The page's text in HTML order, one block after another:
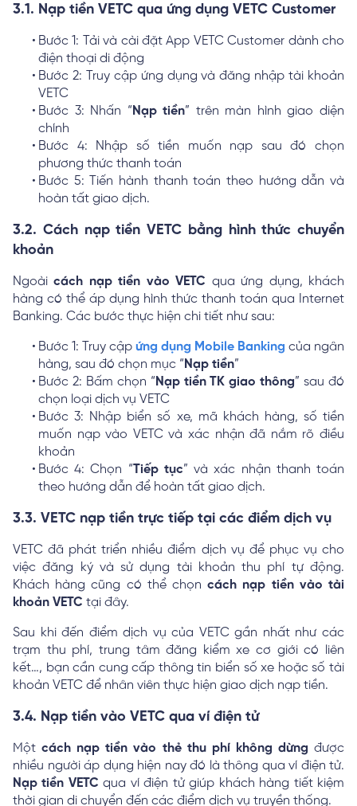
3.1. Nạp tiền VETC qua ứng dụng VETC Customer
Bước 1: Tải và cài đặt App VETC Customer dành cho
điện thoại di động
Bước 2: Truy cập ứng dụng và đăng nhập tài khoản
VETC
Bước 3: Nhấn “ Nạp tiền” trên màn hình giao diện
chính
Bước 4: Nhập số tiền muốn nạp sau đó chọn
phương thức thanh toán
Bước 5: Tiến hành thanh toán theo hướng dẫn và
hoàn tất giao dịch.
3.2. Cách nạp tiền VETC bằng hình thức chuyển
khoản
Ngoàicách nạp tiền vào VETC qua ứng dụng, khách
hàng có thể áp dụng hình thức thanh toán qua Internet
Banking. Các bước thực hiện chi tiết như sau:
Bước 1: Truy cập ứng dụng Mobile Banking của ngân
hàng, sau đó chọn mục “ Nạp tiền”
Bước 2: Bấm chọn “ Nạp tiền TK giao thông” sau đó
chọn loại dịch vụ VETC
Bước 3: Nhập biển số xe, mã khách hàng, số tiền
muốn nạp vào VETC và xác nhận đã nắm rõ điều
khoản
Bước 4: Chọn “Tiếp tục” và xác nhận thanh toán
theo hướng dẫn để hoàn tất giao dịch.
3.3. VETC nạp tiền trực tiếp tại các điểm dịch vụ
VETC đã phát triển nhiều điểm dịch vụ để phục vụ cho
việc đăng ký và sử dụng tài khoản thu phí tự động.
Khách hàng cũng có thể chọncách nạp tiền vào tài
khoản VETC tại đây.
Sau khi đến điểm dịch vụ của VETC gần nhất như các
trạm thu phí, trung tâm đăng kiểm xe cơ giới có liên
kết…, bạn cần cung cấp thông tin biển số xe hoặc số tài
khoản VETC để nhân viên thực hiện giao dịch nạp tiền.
3.4. Nạp tiền vào VETC qua ví điện tử
Mộtcách nạp tiền vào thẻ thu phí không dừng được
nhiều người áp dụng hiện nay đó là thông qua ví điện tử.
Nạp tiền VETCqua ví điện tử giúp khách hàng tiết kiệm
thời gian di chuyển đến các điểm dịch vụ truyền thống.